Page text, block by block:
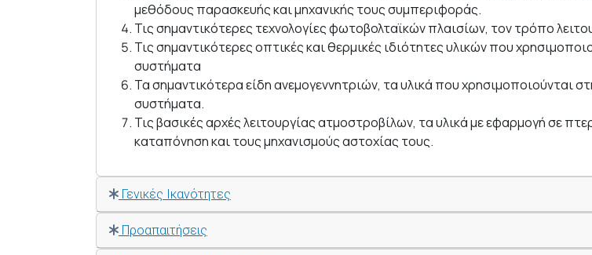
μεθόδους παρασκευής και μηχανικής τους συμπεριφοράς.
Τις σημαντικότερες τεχνολογίες φωτοβολταϊκών πλαισίων, τον τρόπο
Τις σημαντικότερες οπτικές και θερμικές ιδιότητες υλικών που
συστήματα
Τα σημαντικότερα είδη ανεμογεννητριών, τα υλικά που χρησιμοποιούνται
συστήματα.
Τις βασικές αρχές λειτουργίας ατμοστροβίλων, τα υλικά με εφαρμογή σε
καταπόνηση και τους μηχανισμούς αστοχίας τους.
Γενικές Ικανότητες
Προαπαιτήσεις